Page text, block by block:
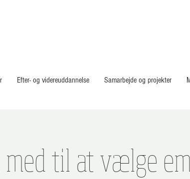
til at vælge
Efter- og videreuddannelse Samarbejde og projekter